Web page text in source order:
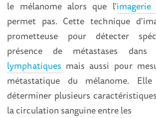
le mélanome alors que l'
permet pas. Cette technique
prometteuse pour détecter
présence de métastases
lymphatiques mais aussi pour
métastatique du mélanome.
déterminer plusieurs
la circulation sanguine entre les